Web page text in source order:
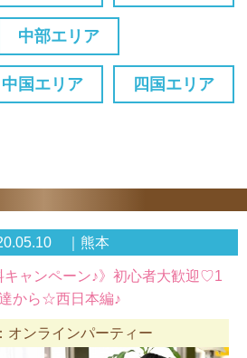
中部エリア
中国エリア 四国エリア
｜熊本
キャンペーン♪》初心者大歓迎♡1
から☆西日本編♪
オンラインパーティー